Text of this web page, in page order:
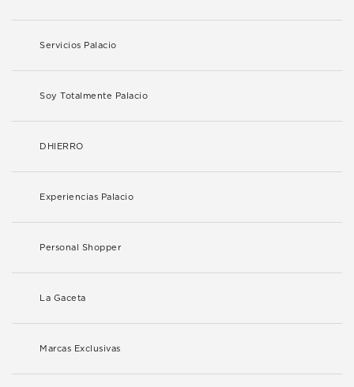
Servicios Palacio
Soy Totalmente Palacio
DHIERRO
Experiencias Palacio
Personal Shopper
La Gaceta
Marcas Exclusivas